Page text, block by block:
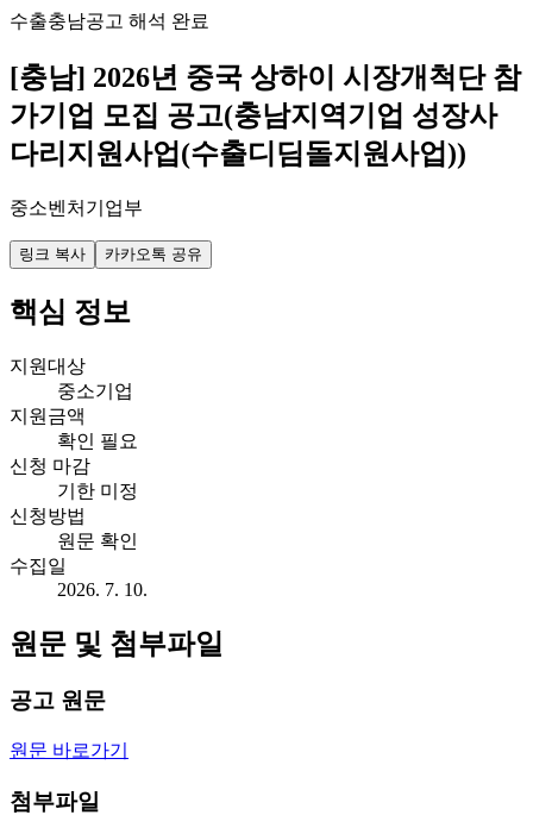
수출충남공고 해석 완료
[충남] 2026년 중국 상하이 시장개척단 참
가기업 모집 공고(충남지역기업 성장사
다리지원사업(수출디딤돌지원사업))
중소벤처기업부
링크 복사 카카오톡 공유
핵심 정보
지원대상
중소기업
지원금액
확인 필요
신청 마감
기한 미정
신청방법
원문 확인
수집일
2026. 7. 10.
원문 및 첨부파일
공고 원문
원문 바로가기
첨부파일